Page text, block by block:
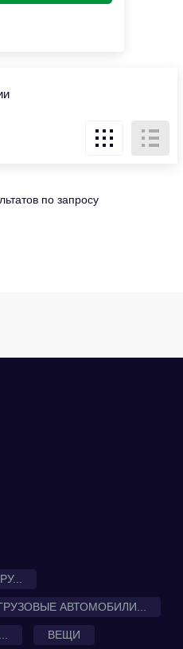
по запросу
АВТОМОБИЛИ...
ВЕЩИ